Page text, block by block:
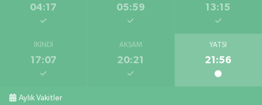
04:17 05:59 13:15
İKINDI
17:07
AKŞAM
20:21
YATSI
21:56
Aylık Vakitler